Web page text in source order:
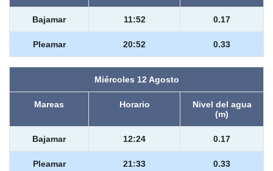
Bajamar 11:52 0.17
Pleamar 20:52 0.33
Miércoles 12 Agosto
Mareas Horario
Nivel del agua
(m)
Bajamar 12:24 0.17
Pleamar 21:33 0.33